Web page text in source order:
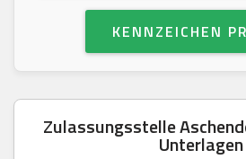
KENNZEICHEN
Zulassungsstelle
Unterlagen